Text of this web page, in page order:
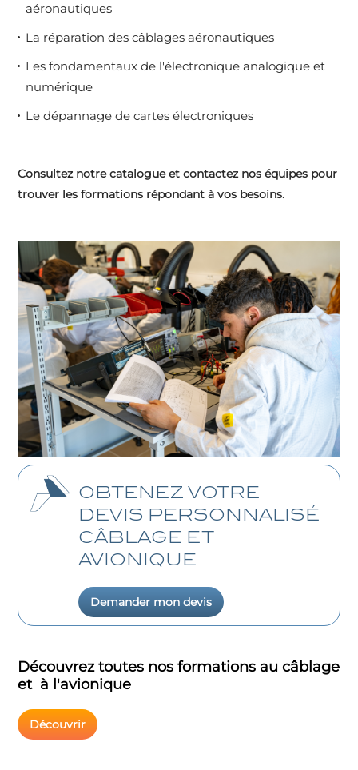
aéronautiques
La réparation des câblages aéronautiques
Les fondamentaux de l'électronique analogique et
numérique
Le dépannage de cartes électroniques
Consultez notre catalogue et contactez nos équipes pour
trouver les formations répondant à vos besoins.
OBTENEZ VOTRE
DEVIS PERSONNALISÉ
CÂBLAGE ET
AVIONIQUE
Demander mon devis
Découvrez toutes nos formations au câblage
et à l'avionique
Découvrir